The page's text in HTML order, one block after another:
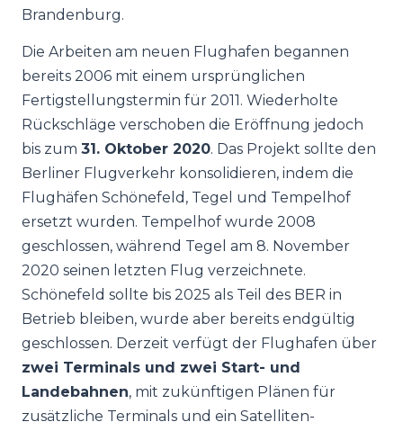
Brandenburg.
Die Arbeiten am neuen Flughafen begannen
bereits 2006 mit einem ursprünglichen
Fertigstellungstermin für 2011. Wiederholte
Rückschläge verschoben die Eröffnung jedoch
bis zum 31. Oktober 2020. Das Projekt sollte den
Berliner Flugverkehr konsolidieren, indem die
Flughäfen Schönefeld, Tegel und Tempelhof
ersetzt wurden. Tempelhof wurde 2008
geschlossen, während Tegel am 8. November
2020 seinen letzten Flug verzeichnete.
Schönefeld sollte bis 2025 als Teil des BER in
Betrieb bleiben, wurde aber bereits endgültig
geschlossen. Derzeit verfügt der Flughafen über
zwei Terminals und zwei Start- und
Landebahnen, mit zukünftigen Plänen für
zusätzliche Terminals und ein Satelliten-